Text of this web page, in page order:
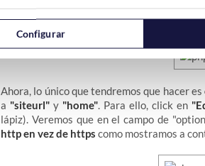
Cargadas las tablas, será el turno de
bien el lateral izquierdo o en la pantalla
Ahora, lo único que tendremos que hacer es
a "siteurl" y "home". Para ello, click en
lápiz). Veremos que en el campo de
http en vez de https como mostramos a
Configurar